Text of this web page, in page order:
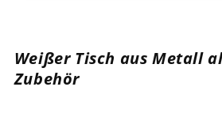
weiß
-
weiß
Weißer Tisch aus Metall
Zubehör